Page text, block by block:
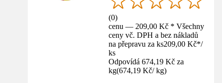
(0)
cenu — 209,00 Kč * Všechny
ceny vč. DPH a bez nákladů
na přepravu za ks209,00 Kč*/
ks
Odpovídá 674,19 Kč za
kg(674,19 Kč/ kg)